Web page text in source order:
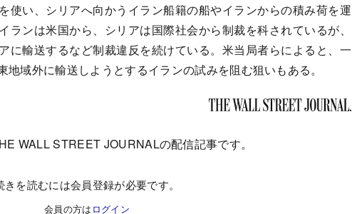
使い、シリアへ向かうイラン船籍の船やイランからの積み荷を運
ランは米国から、シリアは国際社会から制裁を科されているが、
に輸送するなど制裁違反を続けている。米当局者らによると、一
域外に輸送しようとするイランの試みを阻む狙いもある。
WALL STREET JOURNALの配信記事です。
きを読むには会員登録が必要です。
会員の方は ログイン